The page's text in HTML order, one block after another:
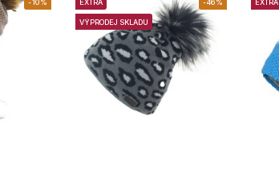
-10% EXTRA
VÝPRODEJ SKLADU
-46% EXTRA